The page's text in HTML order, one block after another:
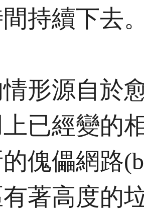
持續下去
形源自於
已經變的
傀儡網路
著高度的